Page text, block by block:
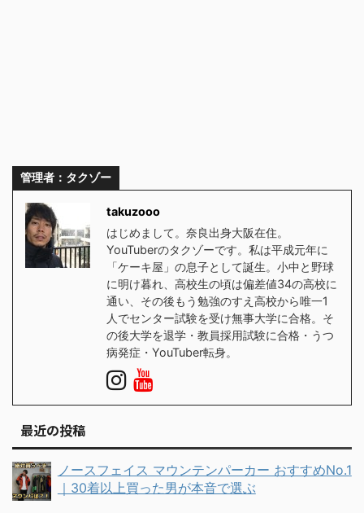
管理者：タクゾー
takuzooo
はじめまして。奈良出身大阪在住。
YouTuberのタクゾーです。私は平成元年に
「ケーキ屋」の息子として誕生。小中と野球
に明け暮れ、高校生の頃は偏差値34の高校に
通い、その後もう勉強のすえ高校から唯一1
人でセンター試験を受け無事大学に合格。そ
の後大学を退学・教員採用試験に合格・うつ
病発症・YouTuber転身。
最近の投稿
ノースフェイス マウンテンパーカー おすすめNo.1
｜30着以上買った男が本音で選ぶ